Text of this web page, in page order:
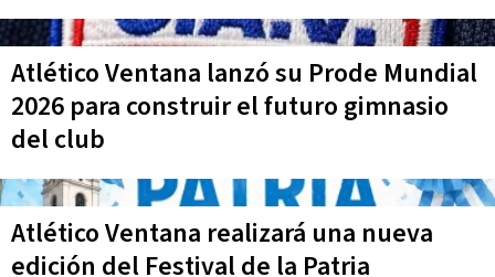
Atlético Ventana lanzó su Prode Mundial
2026 para construir el futuro gimnasio
del club
Atlético Ventana realizará una nueva
edición del Festival de la Patria